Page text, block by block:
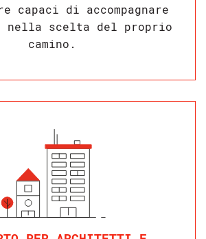
capaci di accompagnare
scelta del proprio
camino.